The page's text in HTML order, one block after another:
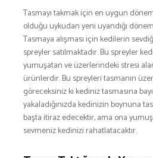
Tasmayı takmak için en uygun
olduğu uykudan yeni uyandığı
Tasmaya alışması için kedilerin
spreyler satılmaktadır. Bu spreyler
yumuşatan ve üzerlerindeki stresi
ürünlerdir. Bu spreyleri tasmanın
göreceksiniz ki kediniz tasmasına
yakaladığınızda kedinizin boynuna
başta itiraz edecektir, ama ona
sevmeniz kedinizi rahatlatacaktır.